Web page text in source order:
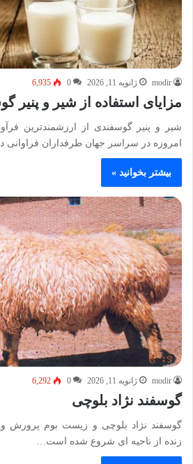
modir ژانویه 11, 2026 0
6,935
مزایای استفاده از شیر و پنیر
شیر و پنیر گوسفندی از ارزشمندترین
امروزه در سراسر جهان طرفداران فراوانی
بیشتر بخوانید »
modir ژانویه 11, 2026 0
6,292
گوسفند نژاد بلوچی
گوسفند نژاد بلوچی و زیست بوم پرورش و
زنده از ناحیه ای شروع شده است…